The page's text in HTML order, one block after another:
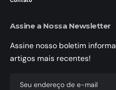
Assine a Nossa Newsletter
Assine nosso boletim
artigos mais recentes!